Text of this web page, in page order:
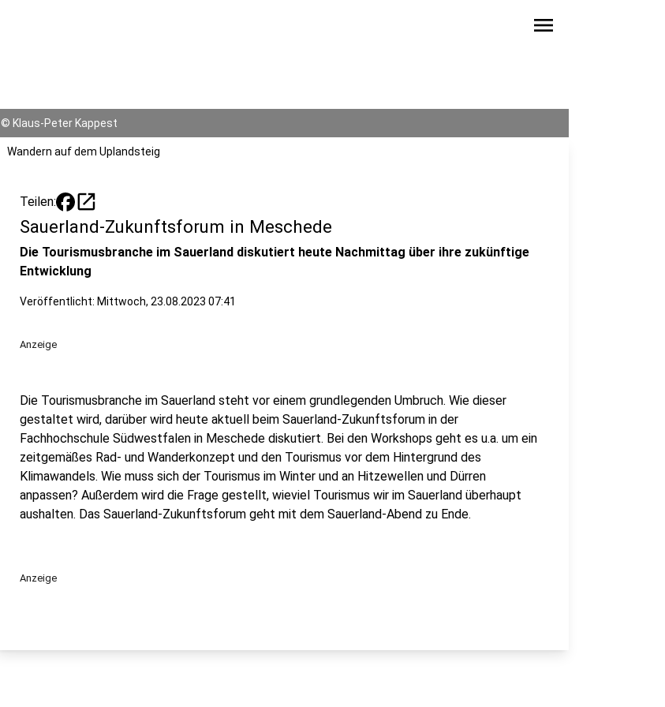
menu
© Klaus-Peter Kappest
Wandern auf dem Uplandsteig
Teilen: open_in_new
Sauerland-Zukunftsforum in Meschede
Die Tourismusbranche im Sauerland diskutiert heute Nachmittag über ihre zukünftige
Entwicklung
Veröffentlicht: Mittwoch, 23.08.2023 07:41
Anzeige
Die Tourismusbranche im Sauerland steht vor einem grundlegenden Umbruch. Wie dieser
gestaltet wird, darüber wird heute aktuell beim Sauerland-Zukunftsforum in der
Fachhochschule Südwestfalen in Meschede diskutiert. Bei den Workshops geht es u.a. um ein
zeitgemäßes Rad- und Wanderkonzept und den Tourismus vor dem Hintergrund des
Klimawandels. Wie muss sich der Tourismus im Winter und an Hitzewellen und Dürren
anpassen? Außerdem wird die Frage gestellt, wieviel Tourismus wir im Sauerland überhaupt
aushalten. Das Sauerland-Zukunftsforum geht mit dem Sauerland-Abend zu Ende.
Anzeige